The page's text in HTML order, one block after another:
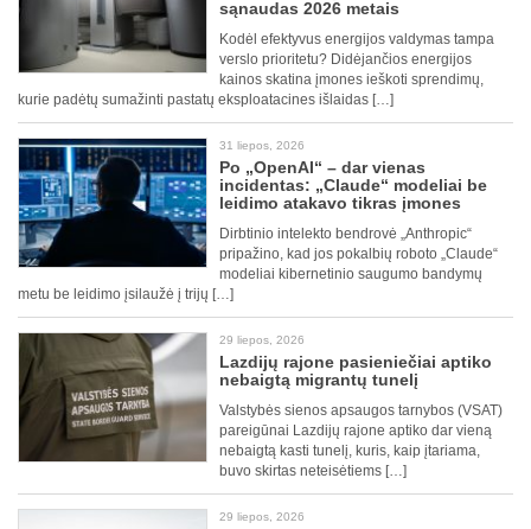
sąnaudas 2026 metais
Kodėl efektyvus energijos valdymas tampa
verslo prioritetu? Didėjančios energijos
kainos skatina įmones ieškoti sprendimų,
kurie padėtų sumažinti pastatų eksploatacines išlaidas […]
31 liepos, 2026
Po „OpenAI“ – dar vienas
incidentas: „Claude“ modeliai be
leidimo atakavo tikras įmones
Dirbtinio intelekto bendrovė „Anthropic“
pripažino, kad jos pokalbių roboto „Claude“
modeliai kibernetinio saugumo bandymų
metu be leidimo įsilaužė į trijų […]
29 liepos, 2026
Lazdijų rajone pasieniečiai aptiko
nebaigtą migrantų tunelį
Valstybės sienos apsaugos tarnybos (VSAT)
pareigūnai Lazdijų rajone aptiko dar vieną
nebaigtą kasti tunelį, kuris, kaip įtariama,
buvo skirtas neteisėtiems […]
29 liepos, 2026